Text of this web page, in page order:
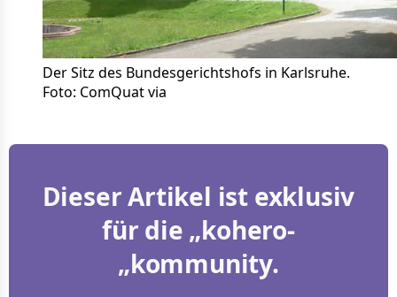
Der Sitz des Bundesgerichtshofs in Karlsruhe.
Foto: ComQuat via
Dieser Artikel ist exklusiv
für die „kohero-
„kommunity.